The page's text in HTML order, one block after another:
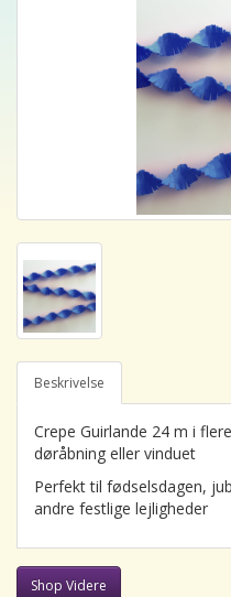
Beskrivelse
Crepe Guirlande 24 m i
døråbning eller vinduet
Perfekt til fødselsdagen,
andre festlige lejligheder
Shop Videre